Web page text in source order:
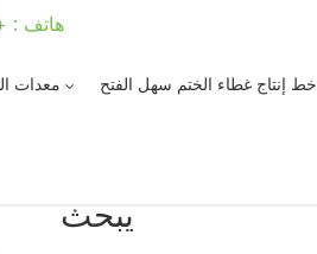
هاتف : +86
معدات خط إنتاج غطاء الختم سهل الفتح
يبحث